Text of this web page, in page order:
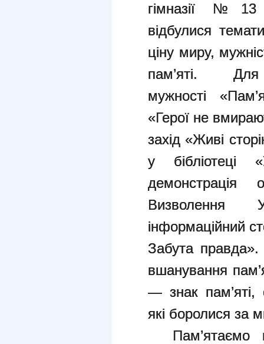
гімназії №13
відбулися
ціну миру,
пам’яті. Для
мужності
«Герої не
захід «Живі
у бібліотеці
демонстрація
Визволення
інформаційний
Забута
вшанування
— знак пам’яті,
які боролися за
Пам’ятаємо